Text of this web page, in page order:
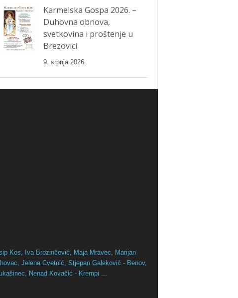
Karmelska Gospa 2026. –
Duhovna obnova,
svetkovina i proštenje u
Brezovici
9. srpnja 2026.
Kos, Iva Brozinčević, Maja Mravec, Marijan
Jelena Cvetnić, Stjepan Galeković - Benov,
Nenad Kovačić - Krempi ...